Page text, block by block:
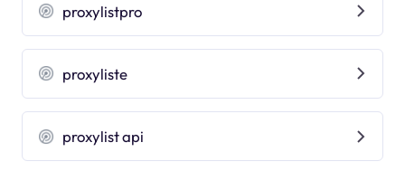
proxylistpro
proxyliste
proxylist api